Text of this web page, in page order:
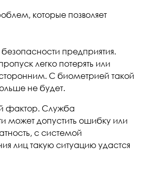
которые позволяет
безопасности предприятия.
легко потерять или
С биометрией такой
не будет.
фактор. Служба
может допустить ошибку или
с системой
лиц такую ситуацию удастся